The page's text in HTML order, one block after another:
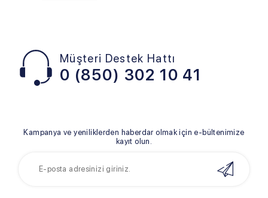
Müşteri Destek Hattı
0 (850) 302 10 41
Kampanya ve yeniliklerden haberdar olmak için e-bültenimize
kayıt olun.